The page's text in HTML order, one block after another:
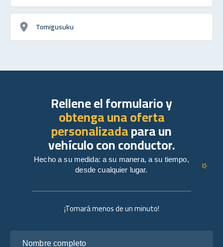
Tomigusuku
¡Tomará menos de un minuto!
Rellene el formulario y
obtenga una oferta
personalizadapara un
vehículo con conductor.
Hecho a su medida: a su manera, a su tiempo,
desde cualquier lugar.